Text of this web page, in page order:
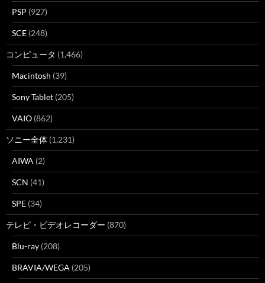
PSP (927)
SCE (248)
コンピュータ (1,466)
Macintosh (39)
Sony Tablet (205)
VAIO (862)
ソニー全体 (1,231)
AIWA (2)
SCN (41)
SPE (34)
テレビ・ビデオレコーダー (870)
Blu-ray (208)
BRAVIA/WEGA (205)